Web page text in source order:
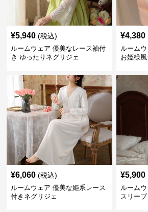
¥5,940 (税込)
ルームウェア 優美なレース袖付
き ゆったりネグリジェ
¥4,380
ルーム
お姫様
¥6,060 (税込)
ルームウェア 優美な姫系レース
付きネグリジェ
¥5,900
ルーム
スリー